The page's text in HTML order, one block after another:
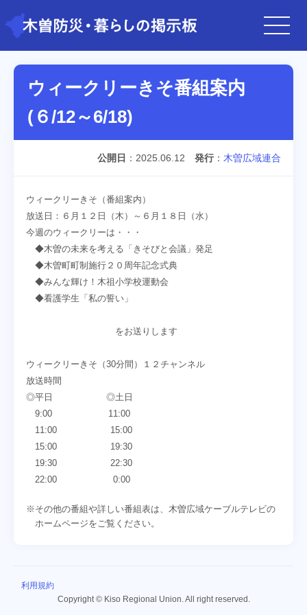
ウィークリーきそ番組案内
(６/12～6/18)
公開日 2025.06.12 発行 木曽広域連合
ウィークリーきそ（番組案内）
放送日：６月１２日（木）～６月１８日（水）
今週のウィークリーは・・・
◆木曽の未来を考える「きそびと会議」発足
◆木曽町町制施行２０周年記念式典
◆みんな輝け！木祖小学校運動会
◆看護学生「私の誓い」
をお送りします
ウィークリーきそ（30分間）１２チャンネル
放送時間
◎平日 ◎土日
9:00 11:00
11:00 15:00
15:00 19:30
19:30 22:30
22:00 0:00
※その他の番組や詳しい番組表は、木曽広域ケーブルテレビの
ホームページをご覧ください。
利用規約
Copyright © Kiso Regional Union. All right reserved.